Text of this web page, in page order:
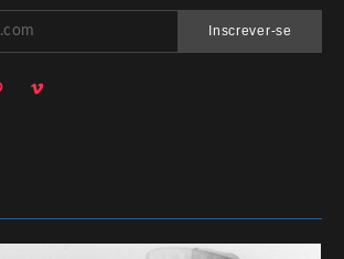
Inscrever-se